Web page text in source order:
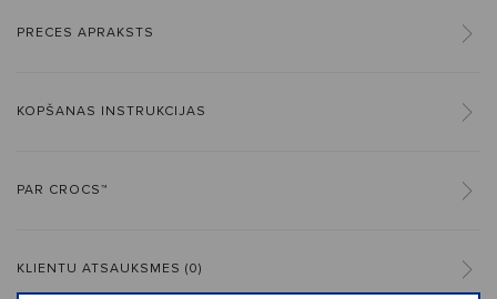
PRECES APRAKSTS
KOPŠANAS INSTRUKCIJAS
PAR CROCS™
KLIENTU ATSAUKSMES (0)